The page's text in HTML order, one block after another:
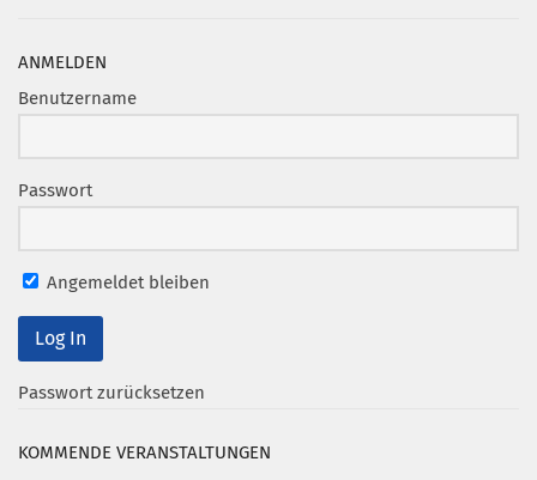
ANMELDEN
Benutzername
Passwort
Angemeldet bleiben
Passwort zurücksetzen
KOMMENDE VERANSTALTUNGEN